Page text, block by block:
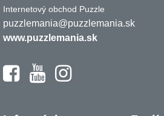
Internetový obchod Puzzle
puzzlemania@puzzlemania.sk
www.puzzlemania.sk